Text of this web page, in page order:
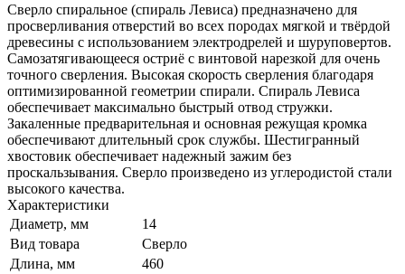
Сверло спиральное (спираль Левиса) предназначено для
просверливания отверстий во всех породах мягкой и твёрдой
древесины с использованием электродрелей и шуруповертов.
Самозатягивающееся остриё с винтовой нарезкой для очень
точного сверления. Высокая скорость сверления благодаря
оптимизированной геометрии спирали. Спираль Левиса
обеспечивает максимально быстрый отвод стружки.
Закаленные предварительная и основная режущая кромка
обеспечивают длительный срок службы. Шестигранный
хвостовик обеспечивает надежный зажим без
проскальзывания. Сверло произведено из углеродистой стали
высокого качества.
Характеристики
Диаметр, мм
14
Вид товара
Сверло
Длина, мм
460